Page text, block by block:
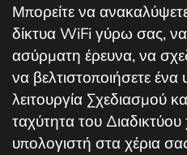
Μπορείτε να
δίκτυα WiFi γύρω σας,
ασύρματη έρευνα, να
να βελτιστοποιήσετε
λειτουργία Σχεδιασμού
ταχύτητα του
υπολογιστή στα χέρια